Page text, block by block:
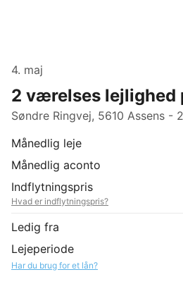
4. maj
2 værelses lejlighed
Søndre Ringvej, 5610 Assens -
Månedlig leje
Månedlig aconto
Indflytningspris
Hvad er indflytningspris?
Ledig fra
Lejeperiode
Har du brug for et lån?